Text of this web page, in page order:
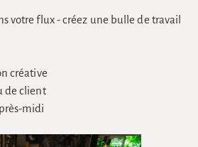
votre flux - créez une bulle de travail
créative
de client
midi